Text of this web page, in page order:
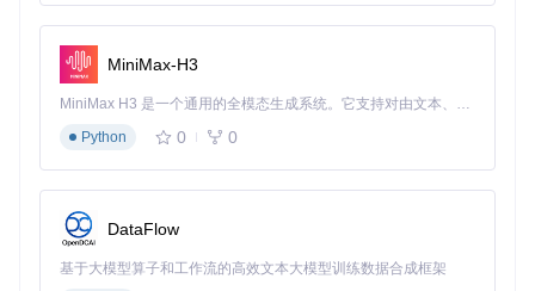
if err != nil {
        log.Fatalf(
"所有重试尝试失败: %v", err)
    }
    log.Printf(
"成功获取数据: %s", string(responseBody))
带返回值的重试模式
对于需要返回结果的操作，可使用retry.DoWithData函
数：
// 获取API数据并处理
MiniMax-H3
MiniMax H3 是一个通用的全模态生成系统。它支持对由文本、图像、视频和音频组成的多模态上下文进行统一理解，并能生成分辨率高达 2K、时长可达 15 秒的带原生立体声音频的视频。得益于面向任务泛化的系统设计，H3 在预训练阶段就已具备广泛的多模态上下文理解与生成能力，能够出色地执行复杂的多模态指令。
Python
0 0
DataFlow
基于大模型算子和工作流的高效文本大模型训练数据合成框架